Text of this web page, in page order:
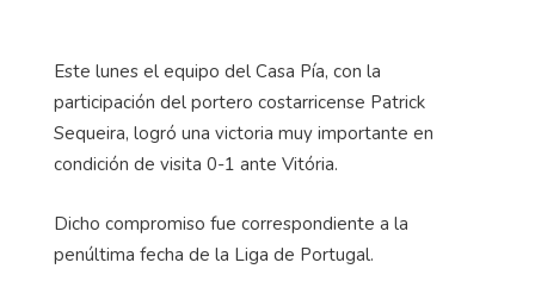
Este lunes el equipo del Casa Pía, con la
participación del portero costarricense Patrick
Sequeira, logró una victoria muy importante en
condición de visita 0-1 ante Vitória.
Dicho compromiso fue correspondiente a la
penúltima fecha de la Liga de Portugal.